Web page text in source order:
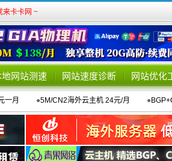
来卡卡网 ~
地网站测速 网站速度诊断 网站优化
一月 ●5M/CN2海外云主机 24元/月 ●